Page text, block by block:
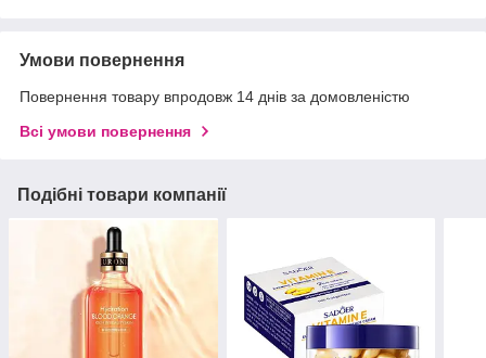
Умови повернення
Повернення товару впродовж 14 днів за домовленістю
Всі умови повернення
Подібні товари компанії